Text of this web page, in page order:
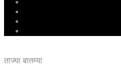
ताज्या बातम्या